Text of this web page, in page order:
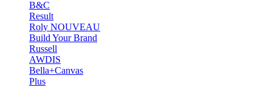
B&C
Result
Roly NOUVEAU
Build Your Brand
Russell
AWDIS
Bella+Canvas
Plus